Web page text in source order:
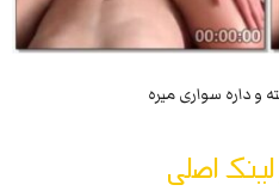
و داره سواری میره
لینک اصلی